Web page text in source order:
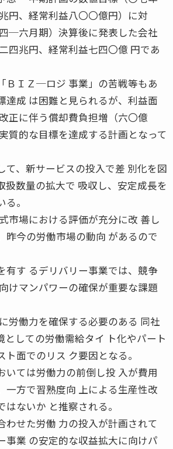
円、経常利益八〇〇億円）に対
─六月期）決算後に発表した会社
四兆円、経常利益七四〇億 円であ
ＢＩＺ─ロジ 事業」の苦戦等もあ
達成 は困難と見られるが、利益面
正に伴う償却費負担増（六〇億
質的な目標を達成する計画となって
、新サービスの投入で差 別化を図
扱数量の拡大で 吸収し、安定成長を
。
市場における評価が充分に改 善し
昨今の労働市場の動向 があるので
有す るデリバリー事業では、競争
けマンパワーの確保が重要な課題
労働力を確保する必要のある 同社
としての労働需給タイ ト化やパート
面でのリス ク要因となる。
ては労働力の前倒し投 入が費用
一方で習熟度向 上による生産性改
ないか と推察される。
わせた労働 力の投入が計画されて
事業 の安定的な収益拡大に向けパ